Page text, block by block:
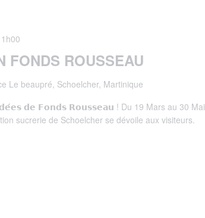
FONDS ROUSSEAU
Le beaupré, Schoelcher, Martinique
𝗱𝗲 𝗙𝗼𝗻𝗱𝘀 𝗥𝗼𝘂𝘀𝘀𝗲𝗮𝘂 ! Du 19 Mars au 30 Mai
sucrerie de Schoelcher se dévoile aux visiteurs.